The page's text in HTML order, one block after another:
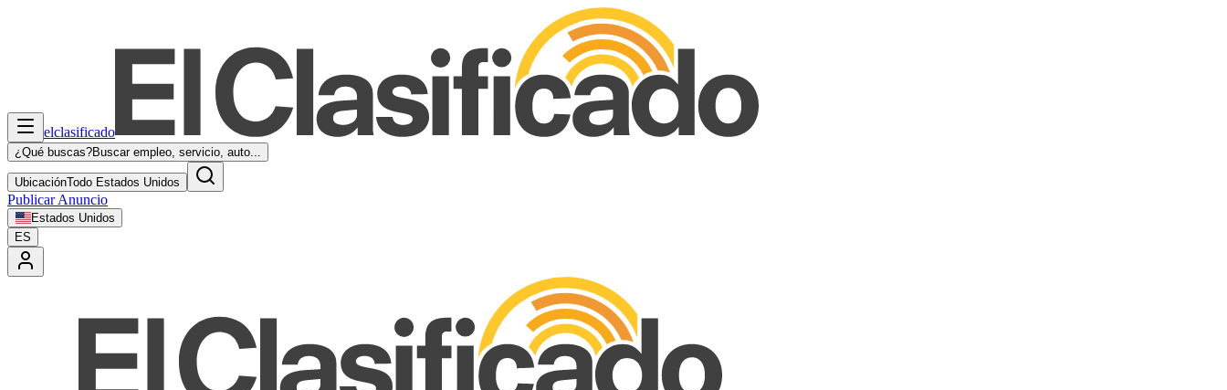
elclasificado
¿Qué buscas?Buscar empleo, servicio, auto...
UbicaciónTodo Estados Unidos
Publicar Anuncio
Estados Unidos
ES